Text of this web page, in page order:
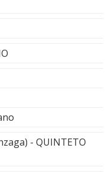
- QUINTETO